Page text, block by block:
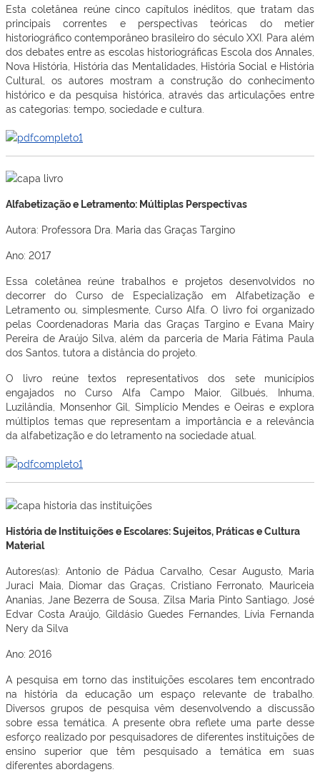
Esta coletânea reúne cinco capítulos inéditos, que tratam das
principais correntes e perspectivas teóricas do metier
historiográfico contemporâneo brasileiro do século XXI. Para além
dos debates entre as escolas historiográficas Escola dos Annales,
Nova História, História das Mentalidades, História Social e História
Cultural, os autores mostram a construção do conhecimento
histórico e da pesquisa histórica, através das articulações entre
as categorias: tempo, sociedade e cultura.
Alfabetização e Letramento: Múltiplas Perspectivas
Autora: Professora Dra. Maria das Graças Targino
Ano: 2017
Essa coletânea reúne trabalhos e projetos desenvolvidos no
decorrer do Curso de Especialização em Alfabetização e
Letramento ou, simplesmente, Curso Alfa. O livro foi organizado
pelas Coordenadoras Maria das Graças Targino e Evana Mairy
Pereira de Araújo Silva, além da parceria de Maria Fátima Paula
dos Santos, tutora a distância do projeto.
O livro reúne textos representativos dos sete municípios
engajados no Curso Alfa Campo Maior, Gilbués, Inhuma,
Luzilândia, Monsenhor Gil, Simplício Mendes e Oeiras e explora
múltiplos temas que representam a importância e a relevância
da alfabetização e do letramento na sociedade atual.
História de Instituições e Escolares: Sujeitos, Práticas e Cultura
Material
Autores(as): Antonio de Pádua Carvalho, Cesar Augusto, Maria
Juraci Maia, Diomar das Graças, Cristiano Ferronato, Mauriceia
Ananias, Jane Bezerra de Sousa, Zilsa Maria Pinto Santiago, José
Edvar Costa Araújo, Gildásio Guedes Fernandes, Lívia Fernanda
Nery da Silva
Ano: 2016
A pesquisa em torno das instituições escolares tem encontrado
na história da educação um espaço relevante de trabalho.
Diversos grupos de pesquisa vêm desenvolvendo a discussão
sobre essa temática. A presente obra reflete uma parte desse
esforço realizado por pesquisadores de diferentes instituições de
ensino superior que têm pesquisado a temática em suas
diferentes abordagens.